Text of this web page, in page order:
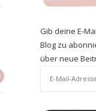
Gib deine E-
Blog zu
über neue